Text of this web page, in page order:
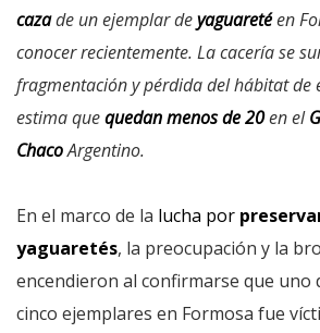
cazade un ejemplar deyaguaretéen
conocer recientemente. La cacería se
fragmentación y pérdida del hábitat de
estima quequedan menos de 20en el
ChacoArgentino.
En el marco de la lucha por
yaguaretés, la preocupación y la
encendieron al confirmarse que uno
cinco ejemplares en Formosa fue